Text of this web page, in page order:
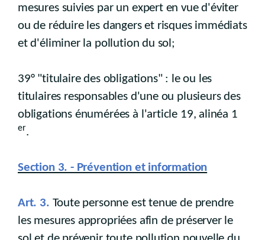
mesures suivies par un expert en vue d'éviter
ou de réduire les dangers et risques immédiats
et d'éliminer la pollution du sol;
39° "titulaire des obligations" : le ou les
titulaires responsables d'une ou plusieurs des
obligations énumérées à l'article 19, alinéa 1
er.
Section 3. - Prévention et information
Art. 3. Toute personne est tenue de prendre
les mesures appropriées afin de préserver le